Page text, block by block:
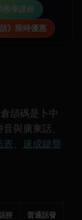
教學課程
》限時優惠
頡碼是卜中
與廣東話、
表、 速成鍵盤
拼
普通話發